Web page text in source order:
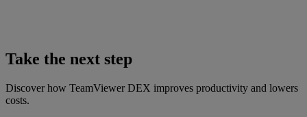
Take the next step
Discover how TeamViewer DEX improves productivity and lowers
costs.